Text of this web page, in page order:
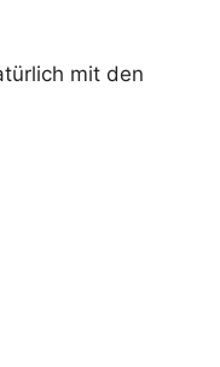
mit den